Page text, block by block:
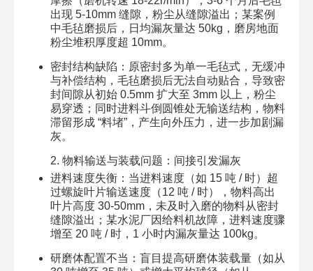
出现 5-10mm 缝隙，粉尘从缝隙溢出；某案例
中毛毡磨损后，日均漏灰量达 50kg，磨房地面
粉尘堆积厚度超 10mm。​
密封结构缺陷：原密封多为单一毛毡式，无缓冲
与补偿结构，毛毡磨损后无法自动贴合，导致密
封间隙从初始 0.5mm 扩大至 3mm 以上，粉尘
易穿透；同时进料斗倒圆锥处无输送结构，物料
滞留形成 “料堵”，产生向外压力，进一步加剧漏
灰。​
2. 物料输送与装载问题：间接引发漏灰​
进料速度失衡：当进料速度（如 15 吨 / 时）超
过螺旋叶片输送速度（12 吨 / 时），物料高出
叶片高度 30-50mm，未及时入磨的物料从密封
缝隙溢出；某水泥厂因给料机故障，进料速度骤
增至 20 吨 / 时，1 小时内漏灰量达 100kg。​
研磨体配置不当：盲目提高研磨体装载量（如从